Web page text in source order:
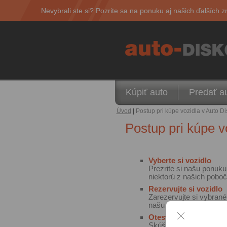
Nevybrali ste si? Pozrite sa na ponuku aj našich ďalších
Úvod Postup pri kúpe vozidla v Auto
Postup pri kúpe
Vyberte si vozidlo
Prezrite si našu
niektorú z našich
Rezervujte si vozidlo
Zarezervujte si
našu linku 0268 268 033.
Otestujte vozidlo pri
Skúšobná jazda je
Kúpiť auto Predať